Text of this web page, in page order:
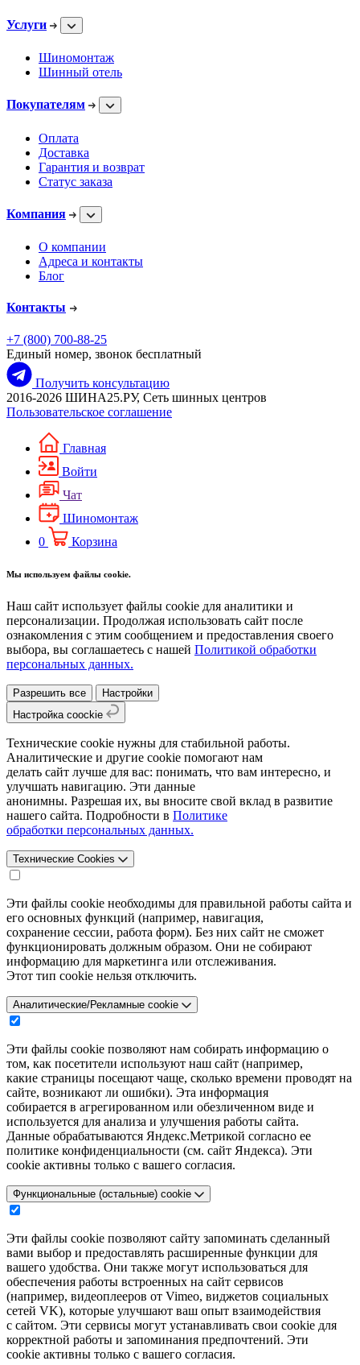
Услуги
Шиномонтаж
Шинный отель
Покупателям
Оплата
Доставка
Гарантия и возврат
Статус заказа
Компания
О компании
Адреса и контакты
Блог
Контакты
+7 (800) 700-88-25
Единый номер, звонок бесплатный
Получить консультацию
2016-2026 ШИНА25.РУ, Сеть шинных центров
Пользовательское соглашение
Главная
Войти
Чат
Шиномонтаж
0
Корзина
Мы используем файлы cookie.
Наш сайт использует файлы cookie для аналитики и
персонализации. Продолжая использовать сайт после
ознакомления с этим сообщением и предоставления своего
выбора, вы соглашаетесь с нашей Политикой обработки
персональных данных.
Разрешить все
Настройки
Настройка coockie
Технические cookie нужны для стабильной работы.
Аналитические и другие cookie помогают нам
делать сайт лучше для вас: понимать, что вам интересно, и
улучшать навигацию. Эти данные
анонимны. Разрешая их, вы вносите свой вклад в развитие
нашего сайта. Подробности в Политике
обработки персональных данных.
Технические Cookies
Эти файлы cookie необходимы для правильной работы сайта и
его основных функций (например, навигация,
сохранение сессии, работа форм). Без них сайт не сможет
функционировать должным образом. Они не собирают
информацию для маркетинга или отслеживания.
Этот тип cookie нельзя отключить.
Аналитические/Рекламные cookie
Эти файлы cookie позволяют нам собирать информацию о
том, как посетители используют наш сайт (например,
какие страницы посещают чаще, сколько времени проводят на
сайте, возникают ли ошибки). Эта информация
собирается в агрегированном или обезличенном виде и
используется для анализа и улучшения работы сайта.
Данные обрабатываются Яндекс.Метрикой согласно ее
политике конфиденциальности (см. сайт Яндекса). Эти
cookie активны только с вашего согласия.
Функциональные (остальные) cookie
Эти файлы cookie позволяют сайту запоминать сделанный
вами выбор и предоставлять расширенные функции для
вашего удобства. Они также могут использоваться для
обеспечения работы встроенных на сайт сервисов
(например, видеоплееров от Vimeo, виджетов социальных
сетей VK), которые улучшают ваш опыт взаимодействия
с сайтом. Эти сервисы могут устанавливать свои cookie для
корректной работы и запоминания предпочтений. Эти
cookie активны только с вашего согласия.